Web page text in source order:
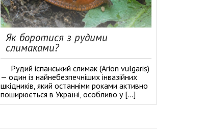
Як боротися з рудими
слимаками?
Рудий іспанський слимак (Arion vulgaris)
— один із найнебезпечніших інвазійних
шкідників, який останніми роками активно
поширюється в Україні, особливо у […]